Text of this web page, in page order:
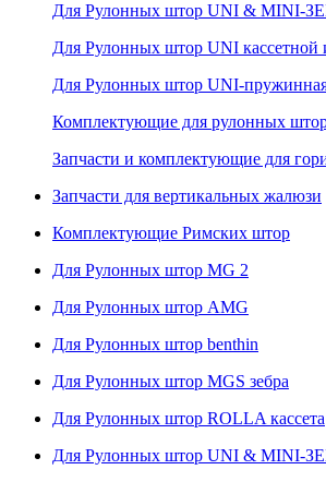
Для Рулонных штор UNI & MINI-
Для Рулонных штор UNI
Для Рулонных штор UNI-пружинная
Комплектующие для рулонных
Запчасти и комплектующие для
Запчасти для вертикальных жалюзи
Комплектующие Римских штор
Для Рулонных штор MG 2
Для Рулонных штор AMG
Для Рулонных штор benthin
Для Рулонных штор MGS зебра
Для Рулонных штор ROLLA кассета
Для Рулонных штор UNI & MINI-